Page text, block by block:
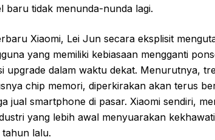
baru tidak menunda-nunda lagi.
Xiaomi, Lei Jun secara eksplisit
yang memiliki kebiasaan mengganti
upgrade dalam waktu dekat. Menurutnya,
chip memori, diperkirakan akan terus
jual smartphone di pasar. Xiaomi sendiri,
yang lebih awal menyuarakan
lalu.